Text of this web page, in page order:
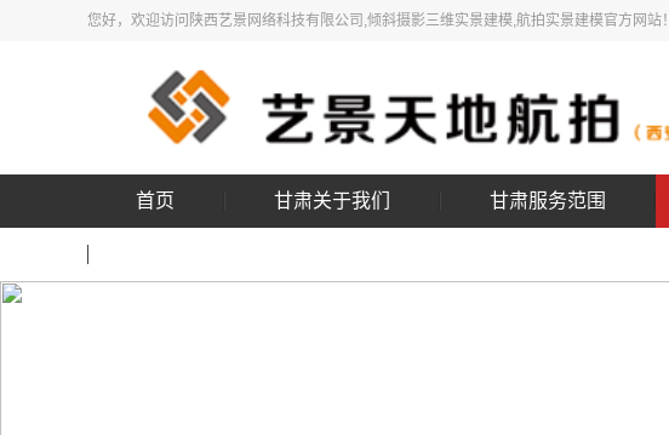
您好，欢迎访问陕西艺景网络科技有限公司,倾斜摄影三维实景建模,航拍实景建模官方网站！
首页 甘肃关于我们 甘肃服务范围